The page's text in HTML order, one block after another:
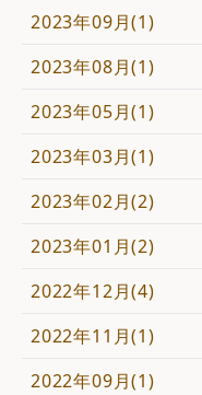
2023年09月(1)
2023年08月(1)
2023年05月(1)
2023年03月(1)
2023年02月(2)
2023年01月(2)
2022年12月(4)
2022年11月(1)
2022年09月(1)